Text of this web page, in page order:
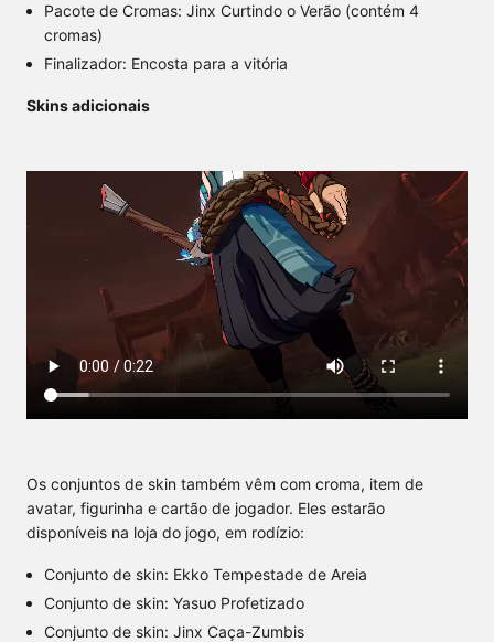
Pacote de Cromas: Jinx Curtindo o Verão (contém 4
cromas)
Finalizador: Encosta para a vitória
Skins adicionais
Os conjuntos de skin também vêm com croma, item de
avatar, figurinha e cartão de jogador. Eles estarão
disponíveis na loja do jogo, em rodízio:
Conjunto de skin: Ekko Tempestade de Areia
Conjunto de skin: Yasuo Profetizado
Conjunto de skin: Jinx Caça-Zumbis